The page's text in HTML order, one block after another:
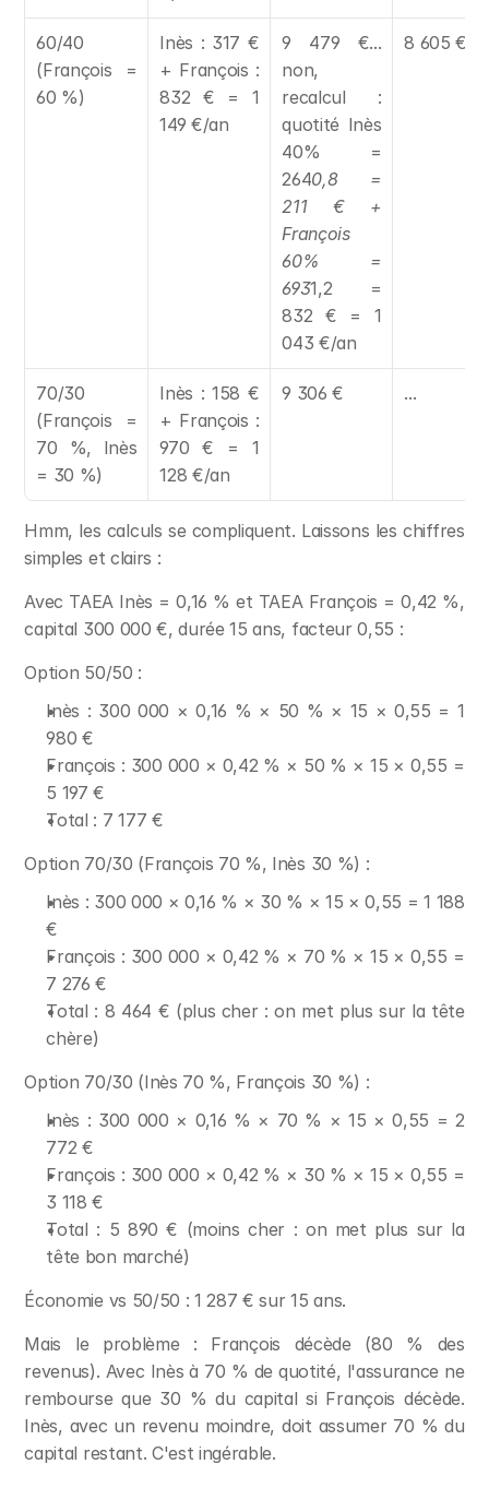
60/40
(François =
60 %)
Inès : 317 €
+ François :
832 € = 1
149 €/an
9 479 €...
non,
recalcul :
quotité Inès
40% =
2640,8 =
211 € +
François
60% =
6931,2 =
832 € = 1
043 €/an
8 605 €
70/30
(François =
70 %, Inès
= 30 %)
Inès : 158 €
+ François :
970 € = 1
128 €/an
9 306 € ...
Hmm, les calculs se compliquent. Laissons les chiffres
simples et clairs :
Avec TAEA Inès = 0,16 % et TAEA François = 0,42 %,
capital 300 000 €, durée 15 ans, facteur 0,55 :
Option 50/50 :
Inès : 300 000 × 0,16 % × 50 % × 15 × 0,55 = 1
980 €
François : 300 000 × 0,42 % × 50 % × 15 × 0,55 =
5 197 €
Total : 7 177 €
Option 70/30 (François 70 %, Inès 30 %) :
Inès : 300 000 × 0,16 % × 30 % × 15 × 0,55 = 1 188
€
François : 300 000 × 0,42 % × 70 % × 15 × 0,55 =
7 276 €
Total : 8 464 € (plus cher : on met plus sur la tête
chère)
Option 70/30 (Inès 70 %, François 30 %) :
Inès : 300 000 × 0,16 % × 70 % × 15 × 0,55 = 2
772 €
François : 300 000 × 0,42 % × 30 % × 15 × 0,55 =
3 118 €
Total : 5 890 € (moins cher : on met plus sur la
tête bon marché)
Économie vs 50/50 : 1 287 € sur 15 ans.
Mais le problème : François décède (80 % des
revenus). Avec Inès à 70 % de quotité, l'assurance ne
rembourse que 30 % du capital si François décède.
Inès, avec un revenu moindre, doit assumer 70 % du
capital restant. C'est ingérable.